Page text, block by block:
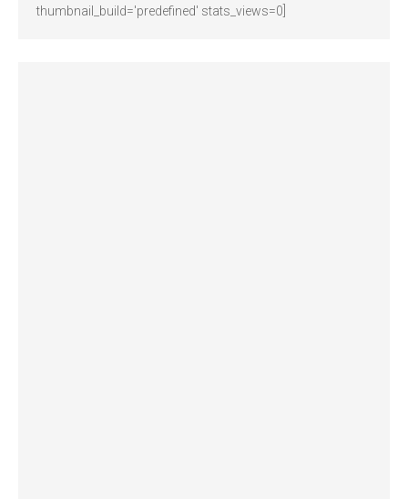
thumbnail_build='predefined' stats_views=0]